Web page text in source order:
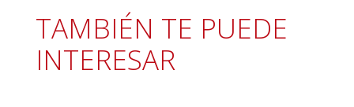
TAMBIÉN TE PUEDE
INTERESAR